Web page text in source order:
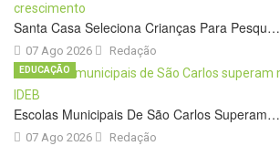
Santa Casa Seleciona Crianças Para Pesqu…
07 Ago 2026 Redação
Escolas Municipais De São Carlos Superam…
07 Ago 2026
EDUCAÇÃO
Redação